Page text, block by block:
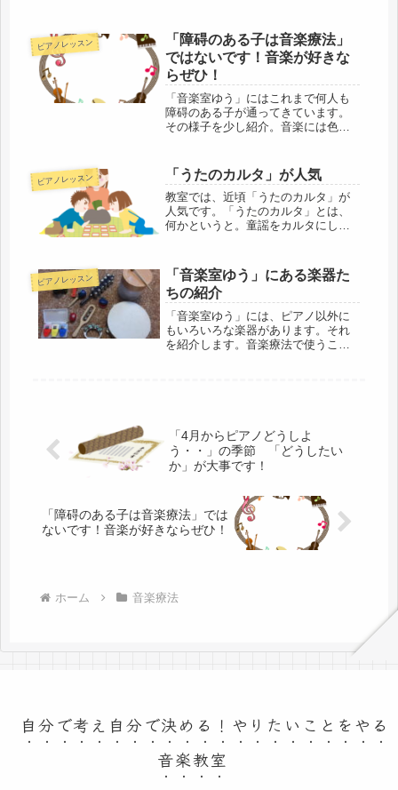
す。
ピアノレッスン
「障碍のある子は音楽療法」
ではないです！音楽が好きな
らぜひ！
「音楽室ゆう」にはこれまで何人も
障碍のある子が通ってきています。
その様子を少し紹介。音楽には色々
ない。という場合も、音楽が好きな
らぜひ一度お越しください！
ピアノレッスン 「うたのカルタ」が人気
教室では、近頃「うたのカルタ」が
人気です。「うたのカルタ」とは、
何かというと。童謡をカルタにした
す。一目瞭然かと思いますが、読み
札の代わりに歌ったりピアノで弾い
たりして、その歌の...
ピアノレッスン
「音楽室ゆう」にある楽器た
ちの紹介
「音楽室ゆう」には、ピアノ以外に
もいろいろな楽器があります。それ
を紹介します。音楽療法で使うこと
「4月からピアノどうしよ
う・・」の季節 「どうしたい
か」が大事です！
「障碍のある子は音楽療法」では
ないです！音楽が好きならぜひ！
ホーム 音楽療法
自分で考え自分で決める！やりたいことをやる
音楽教室